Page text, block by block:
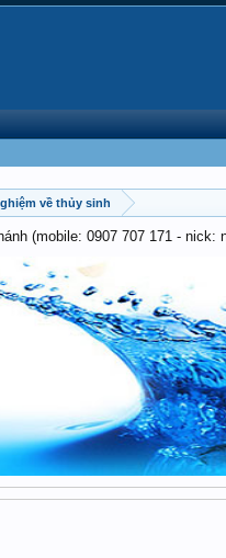
về thủy sinh
(mobile: 0907 707 171 -